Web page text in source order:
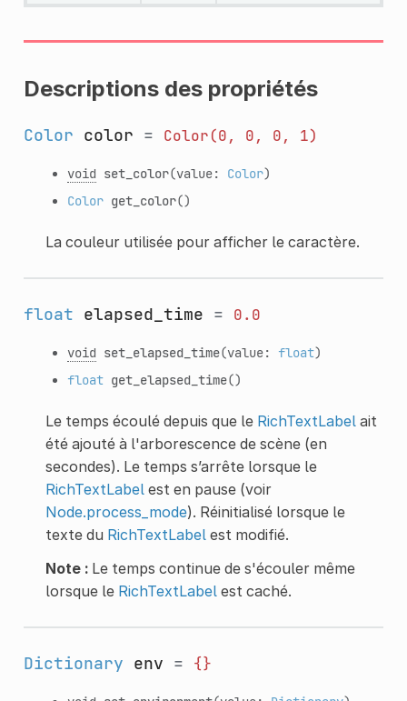
Descriptions des propriétés
Color color = Color(0, 0, 0, 1)
void set_color(value: Color)
Color get_color()
La couleur utilisée pour afficher le caractère.
float elapsed_time = 0.0
void set_elapsed_time(value: float)
float get_elapsed_time()
Le temps écoulé depuis que le RichTextLabelait
été ajouté à l'arborescence de scène (en
secondes). Le temps s’arrête lorsque le
RichTextLabelest en pause (voir
Node.process_mode). Réinitialisé lorsque le
texte du RichTextLabelest modifié.
Note :Le temps continue de s'écouler même
lorsque le RichTextLabelest caché.
Dictionary env = {}